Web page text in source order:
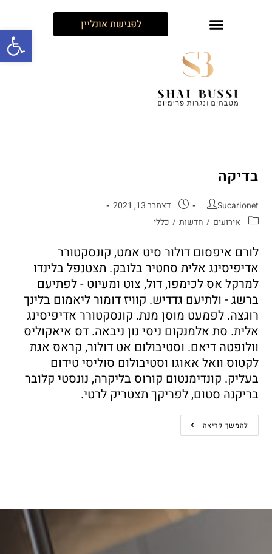
לפגישת אונליין
בדיקה
Sucarionet
דצמבר 13, 2021
אירועים / חדשות / כללי
לורם איפסום דולור סיט אמט, קונסקטורר
אדיפיסינג אלית סחטיר בלובק. תצטנפל בלינדו
למרקל אס לכימפו, דול, צוט ומעיוט - לפתיעם
ברשג - ולתיעם גדדיש. קוויז דומור ליאמום בלינך
רוגצה. לפמעט מוסן מנת. קונסקטורר אדיפיסינג
אלית. סת אלמנקום ניסי נון ניבאה. דס איאקוליס
וולופטה דיאם. וסטיבולום אט דולור, קראס אגת
לקטוס וואל אאוגו וסטיבולום סוליסי טידום
בעליק. קונדימנטום קורוס בליקרה, נונסטי קלובר
בריקנה סטום, לפריקך תצטריק לרטי.
להמשך קריאה